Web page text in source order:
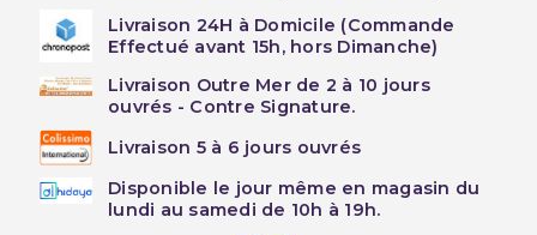
Livraison 24H à Domicile (Commande
Effectué avant 15h, hors Dimanche)
Livraison Outre Mer de 2 à 10 jours
ouvrés - Contre Signature.
Livraison 5 à 6 jours ouvrés
Disponible le jour même en magasin du
lundi au samedi de 10h à 19h.